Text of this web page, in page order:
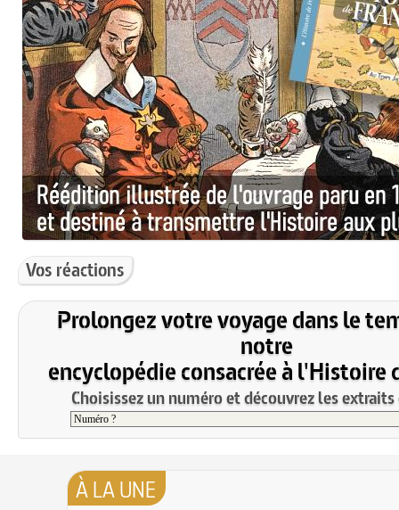
Vos réactions
Prolongez votre voyage dans le
notre
encyclopédie consacrée à l'Histoire
Choisissez un numéro et découvrez les
À LA UNE